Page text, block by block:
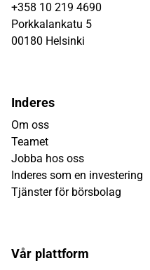
+358 10 219 4690
Porkkalankatu 5
00180 Helsinki
Inderes
Om oss
Teamet
Jobba hos oss
Inderes som en investering
Tjänster för börsbolag
Vår plattform